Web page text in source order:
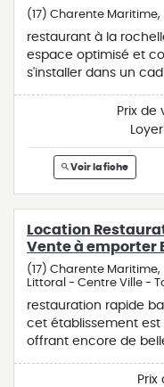
(17) Charente
restaurant à la
espace optimisé et
s'installer dans un
produits frais et de
de 68 places assises
employés à
et un en salle).
jour sauf un soir par
hebdomadaire et 5
commerce bénéficie
clients fidèles
de cette affaire pour
opportunité à saisir
qualité de vie.
Prix de
Voir la fiche
Location
Vente à emporter
(17) Charente
Littoral - Centre Ville -
restauration rapide
cet établissement
offrant encore de
terrasse ensoleilléePrix